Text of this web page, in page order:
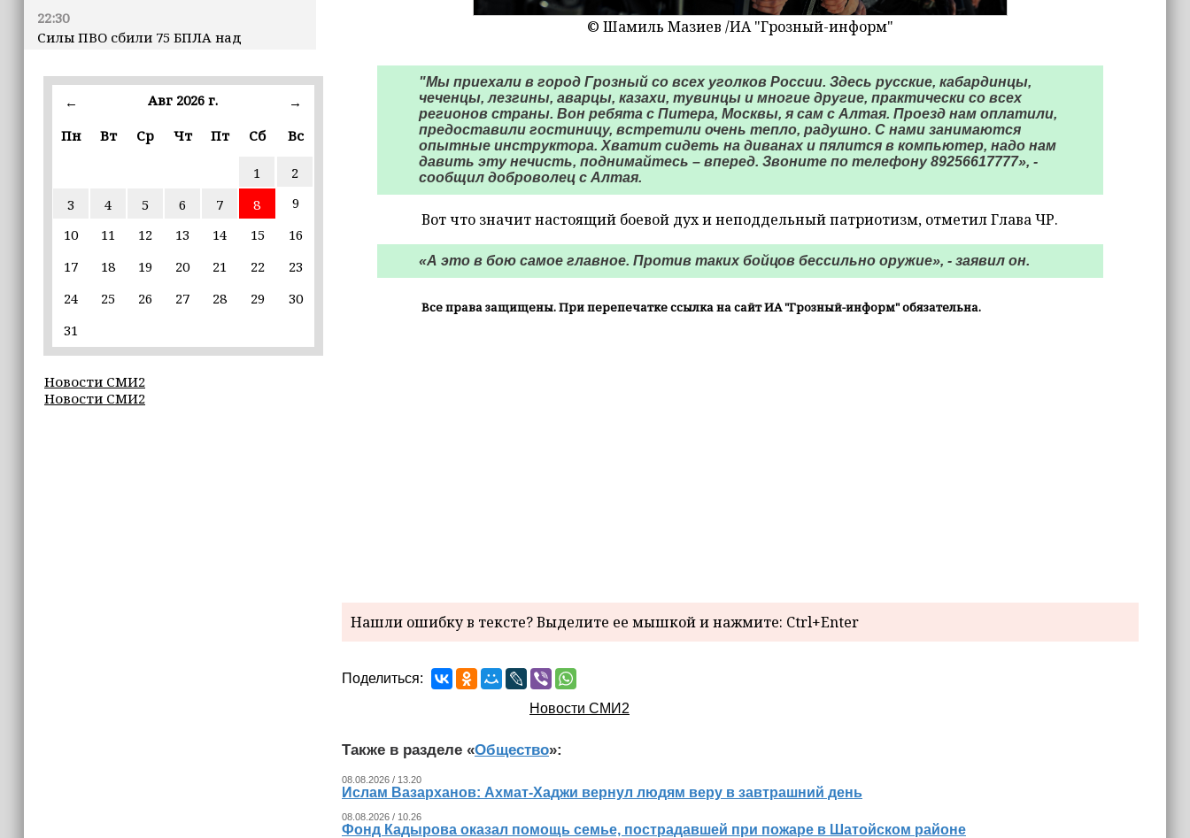
22:30
Силы ПВО сбили 75 БПЛА над
iPhone может исчезнуть с рынка
9 августа в Грозном пройдет дрифт-
фестиваль
Эксперт объяснил, почему не стоит
16:55
В Шелковском районе обучают
«ИнформУИК»
← Авг 2026 г.
→
Пн
Вт Ср Чт Пт Сб Вс
1
2
3
4 5 6 7 8
9
10
11 12 13 14 15
16
17
18 19 20 21 22
23
24
25 26 27 28 29
30
31
Новости СМИ2
Новости СМИ2
© Шамиль Мазиев /ИА "Грозный-информ"
"Мы приехали в город Грозный со всех уголков России. Здесь русские, кабардинцы,
чеченцы, лезгины, аварцы, казахи, тувинцы и многие другие, практически со всех
регионов страны. Вон ребята с Питера, Москвы, я сам с Алтая. Проезд нам оплатили,
предоставили гостиницу, встретили очень тепло, радушно. С нами занимаются
опытные инструктора. Хватит сидеть на диванах и пялится в компьютер, надо нам
давить эту нечисть, поднимайтесь – вперед. Звоните по телефону 89256617777», -
сообщил доброволец с Алтая.
Вот что значит настоящий боевой дух и неподдельный патриотизм, отметил Глава ЧР.
«А это в бою самое главное. Против таких бойцов бессильно оружие», - заявил он.
Все права защищены. При перепечатке ссылка на сайт ИА "Грозный-информ" обязательна.
Нашли ошибку в тексте? Выделите ее мышкой и нажмите: Ctrl+Enter
Поделиться:
Новости СМИ2
Также в разделе «Общество»:
08.08.2026 / 13.20
Ислам Вазарханов: Ахмат-Хаджи вернул людям веру в завтрашний день
08.08.2026 / 10.26
Фонд Кадырова оказал помощь семье, пострадавшей при пожаре в Шатойском районе